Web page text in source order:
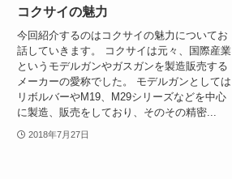
コクサイの魅力
今回紹介するのはコクサイの魅力についてお
話していきます。 コクサイは元々、国際産業
というモデルガンやガスガンを製造販売する
メーカーの愛称でした。 モデルガンとしては
リボルバーやM19、M29シリーズなどを中心
に製造、販売をしており、そのその精密...
2018年7月27日